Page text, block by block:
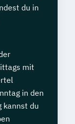
du in
mit
in den
kannst du